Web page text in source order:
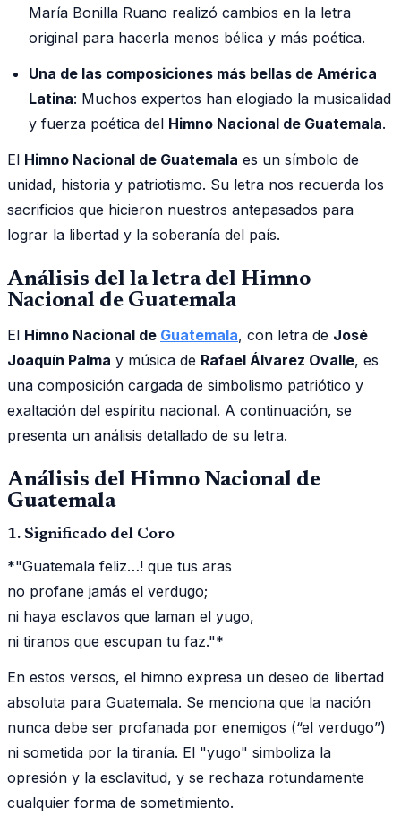
María Bonilla Ruano realizó cambios en la letra
original para hacerla menos bélica y más poética.
Una de las composiciones más bellas de América
Latina: Muchos expertos han elogiado la musicalidad
y fuerza poética del Himno Nacional de Guatemala.
El Himno Nacional de Guatemala es un símbolo de
unidad, historia y patriotismo. Su letra nos recuerda los
sacrificios que hicieron nuestros antepasados para
lograr la libertad y la soberanía del país.
Análisis del la letra del Himno
Nacional de Guatemala
El Himno Nacional de Guatemala, con letra de José
Joaquín Palma y música de Rafael Álvarez Ovalle, es
una composición cargada de simbolismo patriótico y
exaltación del espíritu nacional. A continuación, se
presenta un análisis detallado de su letra.
Análisis del Himno Nacional de
Guatemala
1. Significado del Coro
*"Guatemala feliz…! que tus aras
no profane jamás el verdugo;
ni haya esclavos que laman el yugo,
ni tiranos que escupan tu faz."*
En estos versos, el himno expresa un deseo de libertad
absoluta para Guatemala. Se menciona que la nación
nunca debe ser profanada por enemigos (“el verdugo”)
ni sometida por la tiranía. El "yugo" simboliza la
opresión y la esclavitud, y se rechaza rotundamente
cualquier forma de sometimiento.